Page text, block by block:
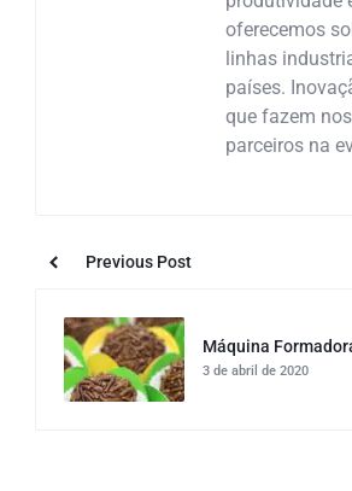
oferecemos
linhas
países.
que fazem
parceiros na
Previous Post
Máquina
3 de abril de 2020